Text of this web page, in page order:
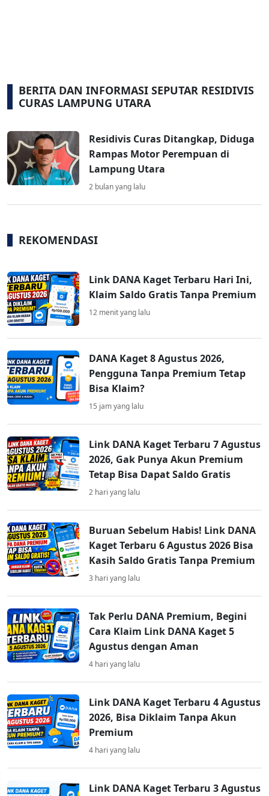
BERITA DAN INFORMASI SEPUTAR RESIDIVIS
CURAS LAMPUNG UTARA
Residivis Curas Ditangkap, Diduga
Rampas Motor Perempuan di
Lampung Utara
2 bulan yang lalu
REKOMENDASI
Link DANA Kaget Terbaru Hari Ini,
Klaim Saldo Gratis Tanpa Premium
12 menit yang lalu
DANA Kaget 8 Agustus 2026,
Pengguna Tanpa Premium Tetap
Bisa Klaim?
15 jam yang lalu
Link DANA Kaget Terbaru 7 Agustus
2026, Gak Punya Akun Premium
Tetap Bisa Dapat Saldo Gratis
2 hari yang lalu
Buruan Sebelum Habis! Link DANA
Kaget Terbaru 6 Agustus 2026 Bisa
Kasih Saldo Gratis Tanpa Premium
3 hari yang lalu
Tak Perlu DANA Premium, Begini
Cara Klaim Link DANA Kaget 5
Agustus dengan Aman
4 hari yang lalu
Link DANA Kaget Terbaru 4 Agustus
2026, Bisa Diklaim Tanpa Akun
Premium
4 hari yang lalu
Link DANA Kaget Terbaru 3 Agustus